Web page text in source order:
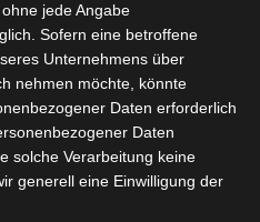
jede Angabe
Sofern eine betroffene
Unternehmens über
nehmen möchte, könnte
Daten erforderlich
Daten
solche Verarbeitung keine
generell eine Einwilligung der